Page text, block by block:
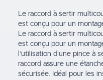
Le raccord à sertir
est conçu pour un
Le raccord à sertir
est conçu pour un
l’utilisation d’une pince à
raccord assure une
sécurisée. Idéal pour les